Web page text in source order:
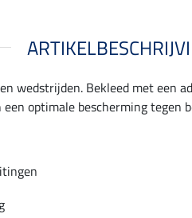
wedstrijden. Bekleed met een
optimale bescherming tegen